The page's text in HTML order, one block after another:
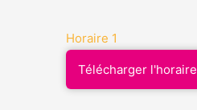
Horaire 1
Télécharger l'horaire